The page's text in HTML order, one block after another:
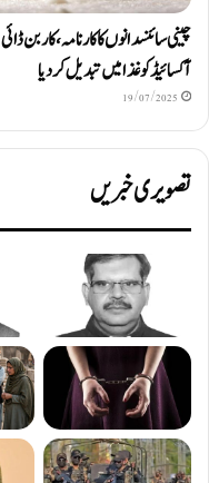
چینی سائنسدانوں کا کارنامہ، کاربن ڈائی
آکسائیڈ کو غذا میں تبدیل کردیا
19/07/2025
تصویری خبریں